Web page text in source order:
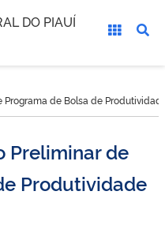
DO PIAUÍ
Programa de Bolsa de
Preliminar de
Produtividade